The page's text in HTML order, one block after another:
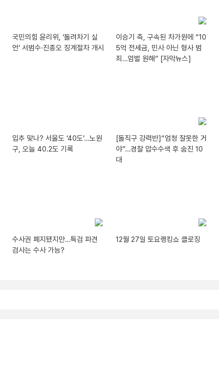
국민의힘 윤리위, ‘돌려차기 실
언’ 서범수·진종오 징계절차 개시
이승기 측, 구속된 차가원에 “10
5억 전세금, 민사 아닌 형사 범
죄…엄벌 원해” [자막뉴스]
입추 맞나? 서울도 ‘40도’…노원
구, 오늘 40.2도 기록
[돌직구 강력반]“엄청 잘못한 거
야”…경찰 압수수색 후 숨진 10
대
수사권 폐지됐지만…특검 파견
검사는 수사 가능?
12월 27일 토요랭킹쇼 클로징